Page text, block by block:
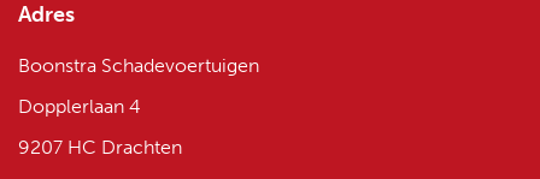
Adres
Boonstra Schadevoertuigen
Dopplerlaan 4
9207 HC Drachten